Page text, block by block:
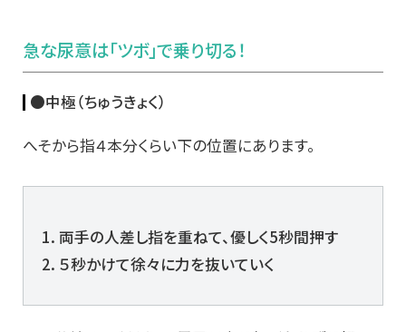
急な尿意は「ツボ」で乗り切る！
●中極（ちゅうきょく）
へそから指４本分くらい下の位置にあります。
1. 両手の人差し指を重ねて、優しく5秒間押す
2. ５秒かけて徐々に力を抜いていく